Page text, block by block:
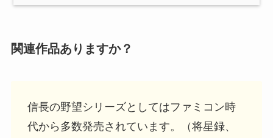
関連作品ありますか？
信長の野望シリーズとしてはファミコン時
代から多数発売されています。（将星録、